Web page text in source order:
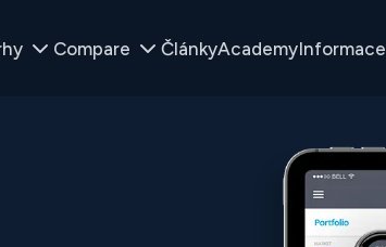
Compare ČlánkyAcademyInformace